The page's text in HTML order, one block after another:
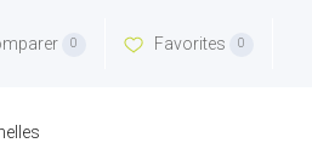
0 Favorites 0